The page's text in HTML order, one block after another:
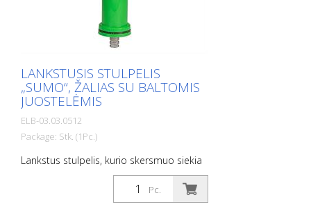
LANKSTUSIS STULPELIS
„SUMO“, ŽALIAS SU BALTOMIS
JUOSTELĖMIS
ELB-03.03.0512
Package: Stk. (1Pc.)
Lankstus stulpelis, kurio skersmuo siekia
130 mm, skirtas įvairiausiems naudojimo
atvejams Su baltais plėveliniais atšvaitais
ir stiklo karoliukų atšvaitais. Spalva: Žalia
Pc.